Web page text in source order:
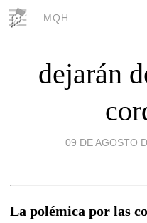
MQH
dejarán
09 DE AGOSTO
La polémica por las